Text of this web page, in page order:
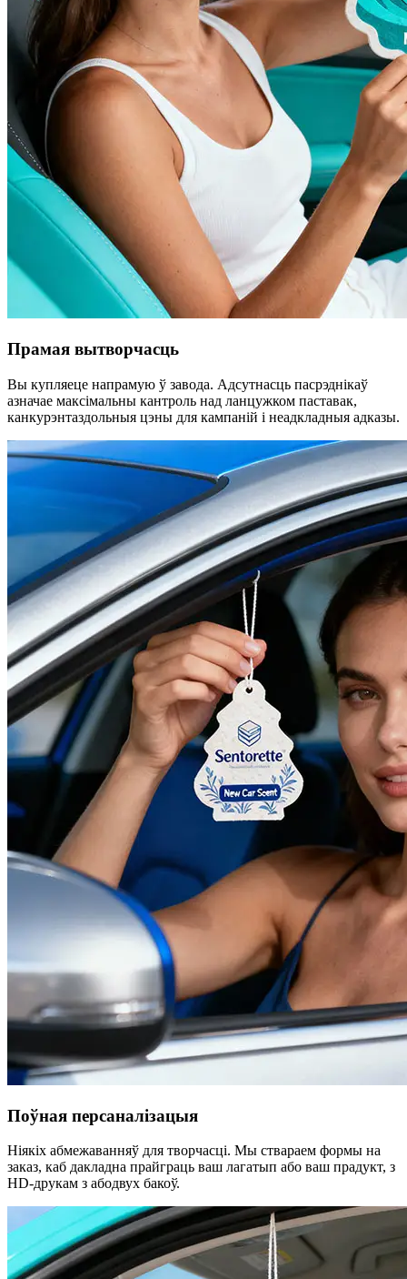
Прамая вытворчасць
Вы купляеце напрамую ў завода. Адсутнасць пасрэднікаў
азначае максімальны кантроль над ланцужком паставак,
канкурэнтаздольныя цэны для кампаній і неадкладныя адказы.
Поўная персаналізацыя
Ніякіх абмежаванняў для творчасці. Мы ствараем формы на
заказ, каб дакладна прайграць ваш лагатып або ваш прадукт, з
HD-друкам з абодвух бакоў.